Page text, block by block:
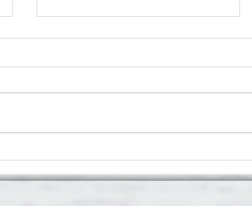
Peregrinação Diocesana de Frei